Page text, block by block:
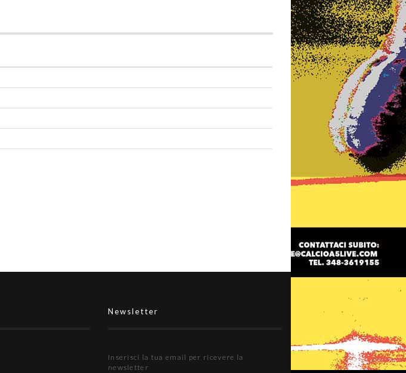
Newsletter
Inserisci la tua email per ricevere la
newsletter